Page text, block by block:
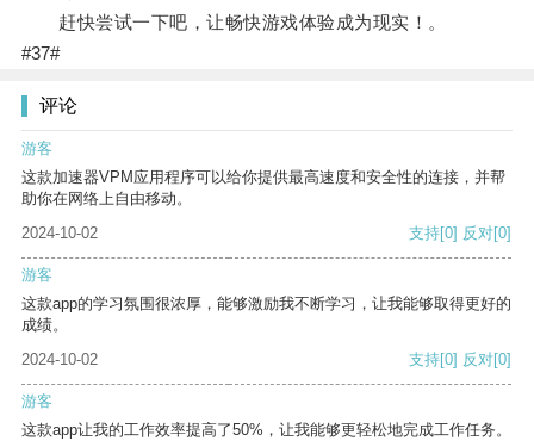
赶快尝试一下吧，让畅快游戏体验成为现实！。
#37#
评论
游客
这款加速器VPM应用程序可以给你提供最高速度和安全性的连接，并帮
助你在网络上自由移动。
2024-10-02
支持[0] 反对[0]
游客
这款app的学习氛围很浓厚，能够激励我不断学习，让我能够取得更好的
成绩。
2024-10-02
支持[0] 反对[0]
游客
这款app让我的工作效率提高了50%，让我能够更轻松地完成工作任务。